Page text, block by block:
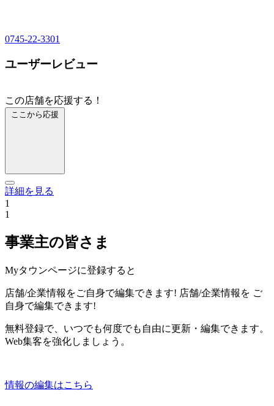
0745-22-3301
ユーザーレビュー
この店舗を応援する！
ここから応援
詳細を見る
1
1
事業主の皆さま
Myタウンページに登録すると
店舗/企業情報をご自身で編集できます! 店舗/企業情報を ご
自身で編集できます!
無料登録で、いつでも何度でも自由に更新・編集できます。
Web集客を強化しましょう。
情報の編集はこちら